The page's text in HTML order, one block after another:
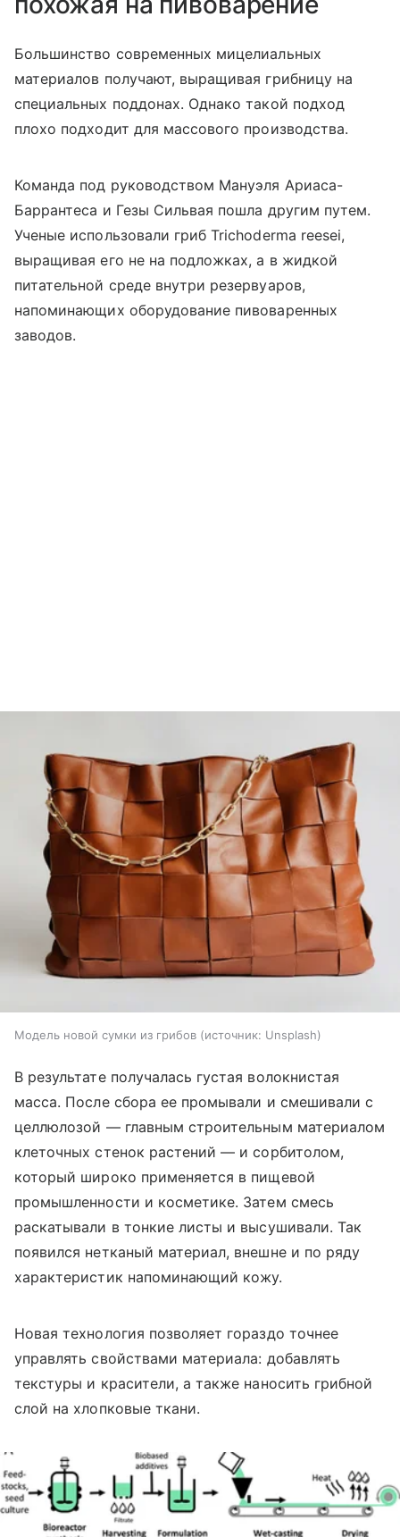
Большинство современных мицелиальных
материалов получают, выращивая грибницу на
специальных поддонах. Однако такой подход
плохо подходит для массового производства.
Команда под руководством Мануэля Ариаса-
Баррантеса и Гезы Сильвая пошла другим путем.
Ученые использовали гриб Trichoderma reesei,
выращивая его не на подложках, а в жидкой
питательной среде внутри резервуаров,
напоминающих оборудование пивоваренных
заводов.
Модель новой сумки из грибов источник: Unsplash
В результате получалась густая волокнистая
масса. После сбора ее промывали и смешивали с
целлюлозой — главным строительным материалом
клеточных стенок растений — и сорбитолом,
который широко применяется в пищевой
промышленности и косметике. Затем смесь
раскатывали в тонкие листы и высушивали. Так
появился нетканый материал, внешне и по ряду
характеристик напоминающий кожу.
Новая технология позволяет гораздо точнее
управлять свойствами материала: добавлять
текстуры и красители, а также наносить грибной
слой на хлопковые ткани.